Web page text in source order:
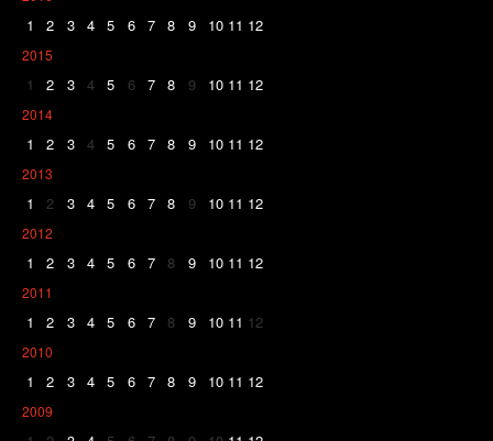
1 2 3 4 5 6 7 8 9 10 11 12
2015
1 2 3 4 5 6 7 8 9 10 11 12
2014
1 2 3 4 5 6 7 8 9 10 11 12
2013
1 2 3 4 5 6 7 8 9 10 11 12
2012
1 2 3 4 5 6 7 8 9 10 11 12
2011
1 2 3 4 5 6 7 8 9 10 11 12
2010
1 2 3 4 5 6 7 8 9 10 11 12
2009